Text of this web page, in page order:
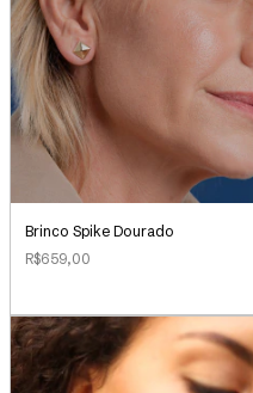
Brinco Spike Dourado
R$659,00